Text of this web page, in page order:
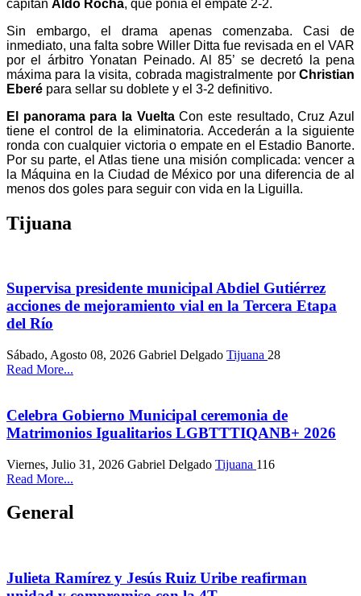
capitán Aldo Rocha, que ponía el empate 2-2.
Sin embargo, el drama apenas comenzaba. Casi de
inmediato, una falta sobre Willer Ditta fue revisada en el VAR
por el árbitro Yonatan Peinado. Al 85’ se decretó la pena
máxima para la visita, cobrada magistralmente por Christian
Eberé para sellar su doblete y el 3-2 definitivo.
El panorama para la VueltaCon este resultado, Cruz Azul
tiene el control de la eliminatoria. Accederán a la siguiente
ronda con cualquier victoria o empate en el Estadio Banorte.
Por su parte, el Atlas tiene una misión complicada: vencer a
la Máquina en la Ciudad de México por una diferencia de al
menos dos goles para seguir con vida en la Liguilla.
Tijuana
Supervisa presidente municipal Abdiel Gutiérrez
acciones de mejoramiento vial en la Tercera Etapa
del Río
Sábado, Agosto 08, 2026 Gabriel Delgado Tijuana 28
Read More...
Celebra Gobierno Municipal ceremonia de
Matrimonios Igualitarios LGBTTTIQANB+ 2026
Viernes, Julio 31, 2026 Gabriel Delgado Tijuana 116
Read More...
General
Julieta Ramírez y Jesús Ruiz Uribe reafirman